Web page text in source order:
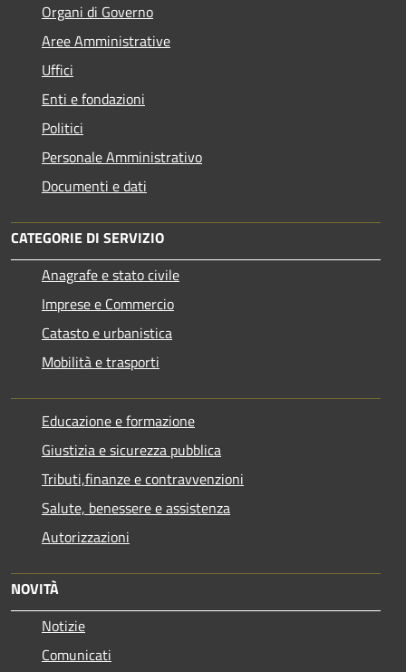
Organi di Governo
Aree Amministrative
Uffici
Enti e fondazioni
Politici
Personale Amministrativo
Documenti e dati
CATEGORIE DI SERVIZIO
Anagrafe e stato civile
Imprese e Commercio
Catasto e urbanistica
Mobilità e trasporti
Educazione e formazione
Giustizia e sicurezza pubblica
Tributi,finanze e contravvenzioni
Salute, benessere e assistenza
Autorizzazioni
NOVITÀ
Notizie
Comunicati